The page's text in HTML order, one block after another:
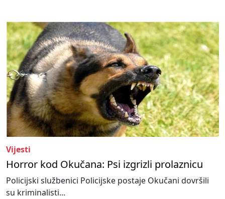
Vijesti
Horror kod Okučana: Psi izgrizli prolaznicu
Policijski službenici Policijske postaje Okučani dovršili
su kriminalisti...